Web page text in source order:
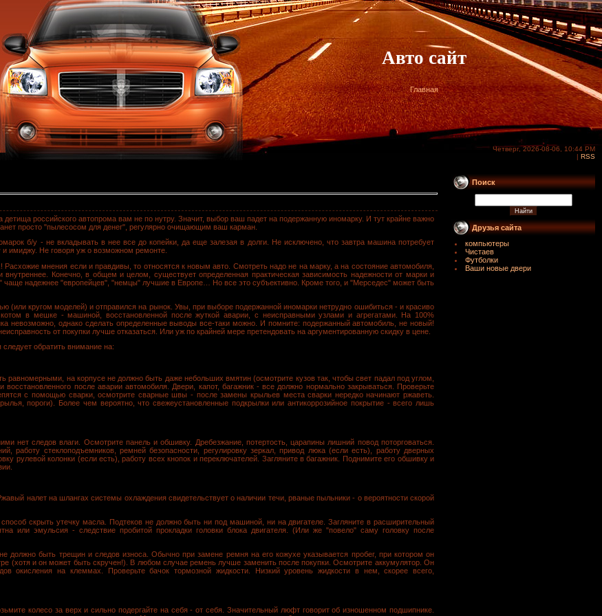
Авто сайт
Главная
Четверг, 2026-08-06, 10:44 PM
| RSS
детища российского автопрома вам не по нутру. Значит, выбор ваш падет на подержанную иномарку. И тут крайне важно
просто "пылесосом для денег", регулярно очищающим ваш карман.
б/у - не вкладывать в нее все до копейки, да еще залезая в долги. Не исключено, что завтра машина потребует
имиджу. Не говоря уж о возможном ремонте.
Расхожие мнения если и правдивы, то относятся к новым авто. Смотреть надо не на марку, а на состояние автомобиля,
Конечно, в общем и целом, существует определенная практическая зависимость надежности от марки и
чаще надежнее "европейцев", "немцы" лучшие в Европе… Но все это субъективно. Кроме того, и "Мерседес" может быть
(или кругом моделей) и отправился на рынок. Увы, при выборе подержанной иномарки нетрудно ошибиться - и красиво
в мешке - машиной, восстановленной после жуткой аварии, с неисправными узлами и агрегатами. На 100%
невозможно, однако сделать определенные выводы все-таки можно. И помните: подержанный автомобиль, не новый!
от покупки лучше отказаться. Или уж по крайней мере претендовать на аргументированную скидку в цене.
обратить внимание на:
равномерными, на корпусе не должно быть даже небольших вмятин (осмотрите кузов так, чтобы свет падал под углом,
после аварии автомобиля. Двери, капот, багажник - все должно нормально закрываться. Проверьте
с помощью сварки, осмотрите сварные швы - после замены крыльев места сварки нередко начинают ржаветь.
пороги). Более чем вероятно, что свежеустановленные подкрылки или антикоррозийное покрытие - всего лишь
нет следов влаги. Осмотрите панель и обшивку. Дребезжание, потертость, царапины лишний повод поторговаться.
работу стеклоподъемников, ремней безопасности, регулировку зеркал, привод люка (если есть), работу дверных
рулевой колонки (если есть), работу всех кнопок и переключателей. Загляните в багажник. Поднимите его обшивку и
налет на шлангах системы охлаждения свидетельствует о наличии течи, рваные пыльники - о вероятности скорой
скрыть утечку масла. Подтеков не должно быть ни под машиной, ни на двигателе. Загляните в расширительный
или эмульсия - следствие пробитой прокладки головки блока двигателя. (Или же "повело" саму головку после
должно быть трещин и следов износа. Обычно при замене ремня на его кожухе указывается пробег, при котором он
(хотя и он может быть скручен!). В любом случае ремень лучше заменить после покупки. Осмотрите аккумулятор. Он
окисления на клеммах. Проверьте бачок тормозной жидкости. Низкий уровень жидкости в нем, скорее всего,
колесо за верх и сильно подергайте на себя - от себя. Значительный люфт говорит об изношенном подшипнике.
Поиск
Друзья сайта
компьютеры
Чистаев
Футболки
Ваши новые двери